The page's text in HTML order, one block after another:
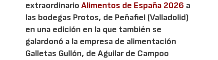
extraordinarioAlimentos de España 2026 a
las bodegas Protos, de Peñafiel (Valladolid)
en una edición en la que también se
galardonó a la empresa de alimentación
Galletas Gullón, de Aguilar de Campoo